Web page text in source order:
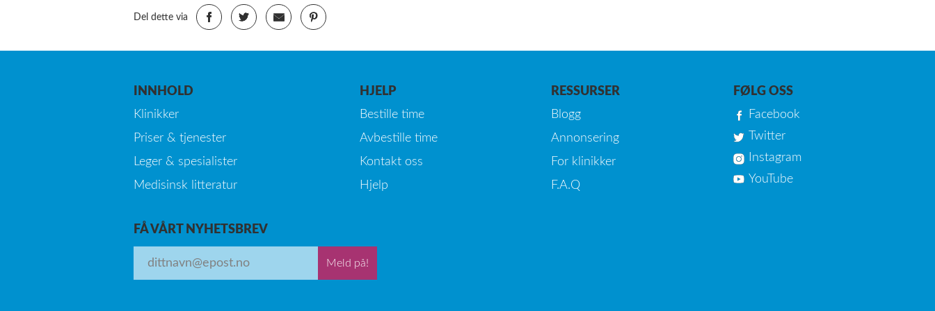
Del dette via
INNHOLD
Klinikker
Priser & tjenester
Leger & spesialister
Medisinsk litteratur
HJELP
Bestille time
Avbestille time
Kontakt oss
Hjelp
RESSURSER
Blogg
Annonsering
For klinikker
F.A.Q
FØLG OSS
Facebook
Twitter
Instagram
YouTube
FÅ VÅRT NYHETSBREV
Meld på!